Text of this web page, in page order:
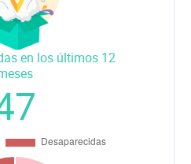
en los últimos 12